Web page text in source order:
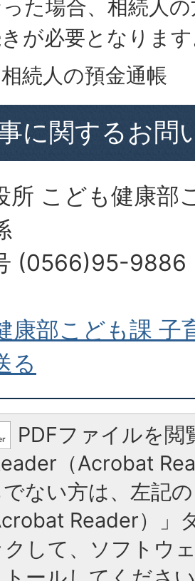
た場合、相続人
が必要となりま
相続人の預金通帳
に関するお問
所 こども健康部
(0566)95-9886
康部こども課 子
る
PDFファイルを閲
（Acrobat
ない方は、左記
Reader）」
して、ソフトウ